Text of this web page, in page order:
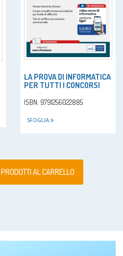
LA PROVA DI INFORMATICA
PER TUTTI I CONCORSI
ISBN: 9791256022885
SFOGLIA
AL CARRELLO